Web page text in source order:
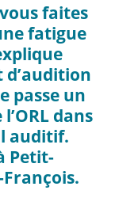
faites
fatigue
passe un
dans
auditif.
Petit-